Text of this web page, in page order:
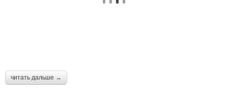
читать дальше →